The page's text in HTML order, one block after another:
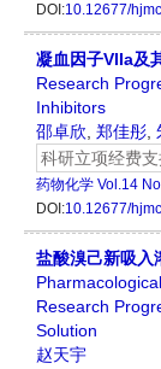
DOI:10.12677/
凝血因子VIIa及
Research
Inhibitors
邵卓欣 郑佳彤
科研立项经费
药物化学 Vol.14
DOI:10.12677/
盐酸溴己新吸入
Research
Solution
赵天宇